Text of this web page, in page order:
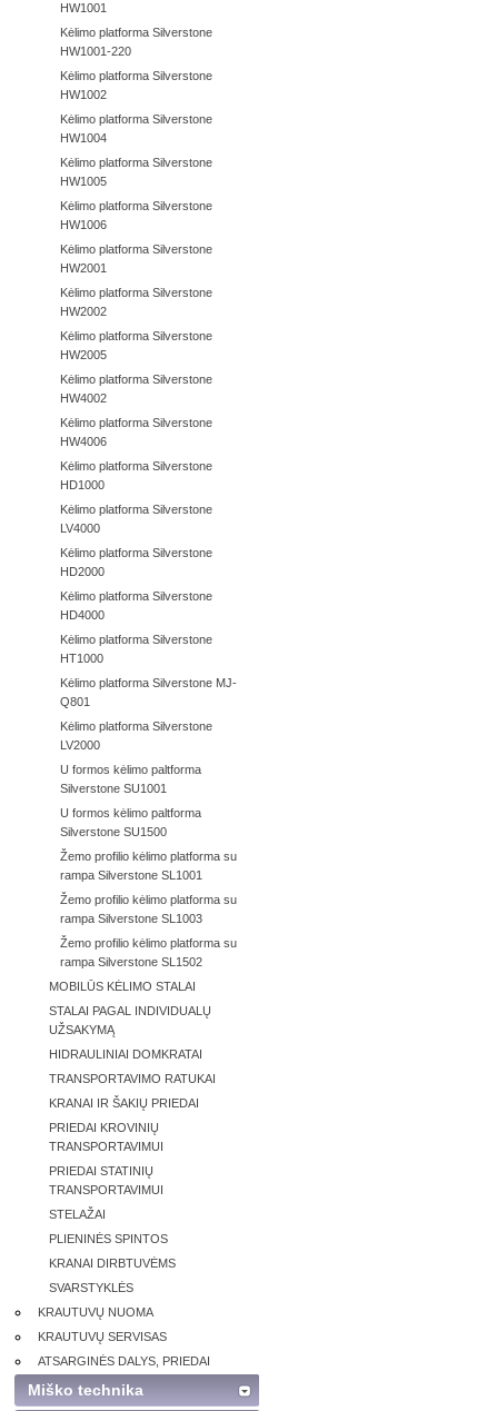
HW1001
Kėlimo platforma Silverstone
HW1001-220
Kėlimo platforma Silverstone
HW1002
Kėlimo platforma Silverstone
HW1004
Kėlimo platforma Silverstone
HW1005
Kėlimo platforma Silverstone
HW1006
Kėlimo platforma Silverstone
HW2001
Kėlimo platforma Silverstone
HW2002
Kėlimo platforma Silverstone
HW2005
Kėlimo platforma Silverstone
HW4002
Kėlimo platforma Silverstone
HW4006
Kėlimo platforma Silverstone
HD1000
Kėlimo platforma Silverstone
LV4000
Kėlimo platforma Silverstone
HD2000
Kėlimo platforma Silverstone
HD4000
Kėlimo platforma Silverstone
HT1000
Kėlimo platforma Silverstone MJ-
Q801
Kėlimo platforma Silverstone
LV2000
U formos kėlimo paltforma
Silverstone SU1001
U formos kėlimo paltforma
Silverstone SU1500
Žemo profilio kėlimo platforma su
rampa Silverstone SL1001
Žemo profilio kėlimo platforma su
rampa Silverstone SL1003
Žemo profilio kėlimo platforma su
rampa Silverstone SL1502
MOBILŪS KĖLIMO STALAI
STALAI PAGAL INDIVIDUALŲ
UŽSAKYMĄ
HIDRAULINIAI DOMKRATAI
TRANSPORTAVIMO RATUKAI
KRANAI IR ŠAKIŲ PRIEDAI
PRIEDAI KROVINIŲ
TRANSPORTAVIMUI
PRIEDAI STATINIŲ
TRANSPORTAVIMUI
STELAŽAI
PLIENINĖS SPINTOS
KRANAI DIRBTUVĖMS
SVARSTYKLĖS
KRAUTUVŲ NUOMA
KRAUTUVŲ SERVISAS
ATSARGINĖS DALYS, PRIEDAI
Miško technika